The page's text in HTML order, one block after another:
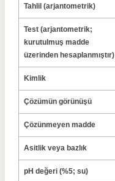
Tahlil (arjantometrik)
Test (arjantometrik;
kurutulmuş madde
üzerinden hesaplanmıştır)
Kimlik
Çözümün görünüşü
Çözünmeyen madde
Asitlik veya bazlık
pH değeri (%5; su)